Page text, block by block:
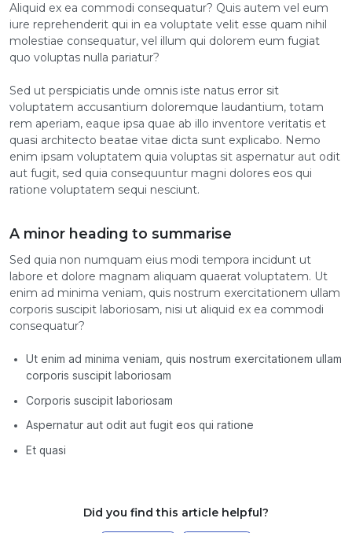
Aliquid ex ea commodi consequatur? Quis autem vel eum
iure reprehenderit qui in ea voluptate velit esse quam nihil
molestiae consequatur, vel illum qui dolorem eum fugiat
quo voluptas nulla pariatur?
Sed ut perspiciatis unde omnis iste natus error sit
voluptatem accusantium doloremque laudantium, totam
rem aperiam, eaque ipsa quae ab illo inventore veritatis et
quasi architecto beatae vitae dicta sunt explicabo. Nemo
enim ipsam voluptatem quia voluptas sit aspernatur aut odit
aut fugit, sed quia consequuntur magni dolores eos qui
ratione voluptatem sequi nesciunt.
A minor heading to summarise
Sed quia non numquam eius modi tempora incidunt ut
labore et dolore magnam aliquam quaerat voluptatem. Ut
enim ad minima veniam, quis nostrum exercitationem ullam
corporis suscipit laboriosam, nisi ut aliquid ex ea commodi
consequatur?
Ut enim ad minima veniam, quis nostrum exercitationem ullam
corporis suscipit laboriosam
Corporis suscipit laboriosam
Aspernatur aut odit aut fugit eos qui ratione
Et quasi
Did you find this article helpful?